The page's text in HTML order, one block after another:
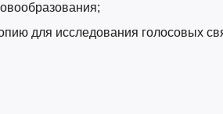
для исследования голосовых